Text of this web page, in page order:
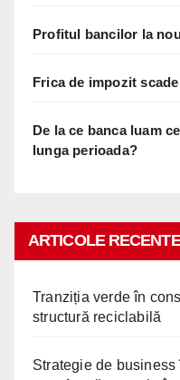
Profitul bancilor la
Frica de impozit
De la ce banca luam
lunga perioada?
ARTICOLE RECENTE
Tranziția verde în
structură reciclabilă
Strategie de